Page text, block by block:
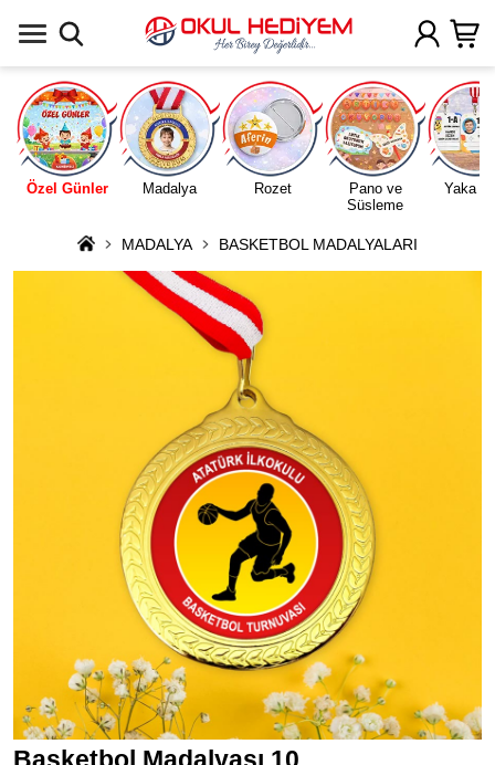
Özel Günler Madalya Rozet
Pano ve
Süsleme
Yaka
MADALYA BASKETBOL MADALYALARI
Uygulamada Aç